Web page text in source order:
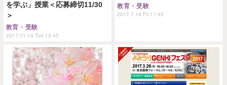
を学ぶ」授業＜応募締切11/30
＞
教育・受験
2017.11.14 Tue 15:45
教育・受験
2017.7.14 Fri 11:45